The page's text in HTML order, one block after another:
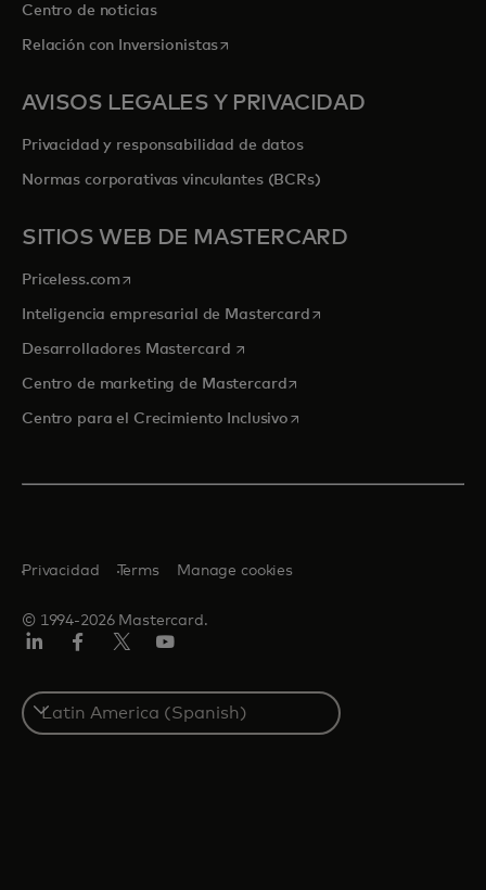
Centro de noticias
Relación con Inversionistasse abre en una pestaña nueva
AVISOS LEGALES Y PRIVACIDAD
Privacidad y responsabilidad de datos
Normas corporativas vinculantes (BCRs)
SITIOS WEB DE MASTERCARD
Priceless.com se abre en una pestaña nueva
Inteligencia empresarial de Mastercardse abre en una pestaña
Desarrolladores Mastercard se abre en una pestaña nueva
Centro de marketing de Mastercardse abre en una pestaña
Centro para el Crecimiento Inclusivose abre en una pestaña
© 1994-2026 Mastercard.
Privacidad Terms Manage cookies
Select
a
country